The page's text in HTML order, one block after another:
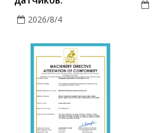
2026/8/4